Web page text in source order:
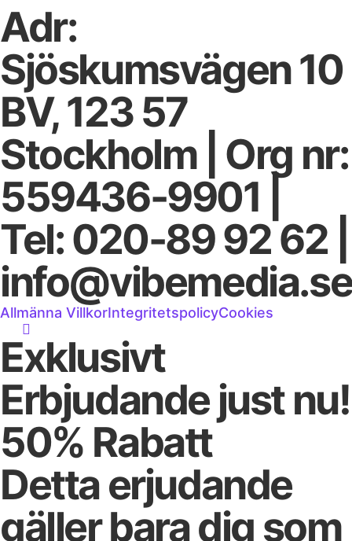
Adr:
Sjöskumsvägen 10
BV, 123 57
Stockholm | Org nr:
559436-9901 |
Tel: 020-89 92 62 |
info@vibemedia.se
Allmänna VillkorIntegritetspolicyCookies
Exklusivt
Erbjudande just nu!
50% Rabatt
Detta erjudande
gäller bara dig som